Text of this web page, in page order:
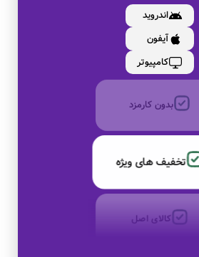
اندروید
آیفون
کامپیوتر
بدون کارمزد
تخفیف های ویژه
کالای اصل
به صورت اقساط